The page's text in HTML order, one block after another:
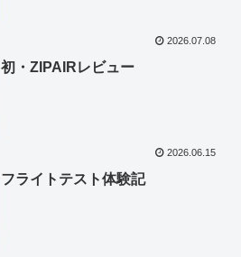
2026.07.08
初・ZIPAIRレビュー
2026.06.15
フライトテスト体験記